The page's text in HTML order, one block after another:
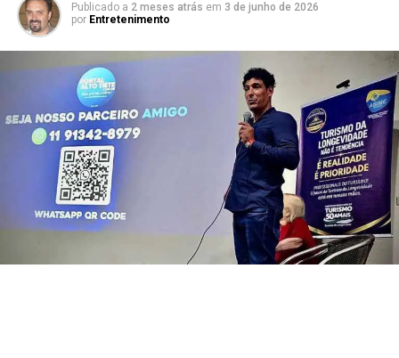
Publicado a 2 meses atrás em 3 de junho de 2026
por Entretenimento